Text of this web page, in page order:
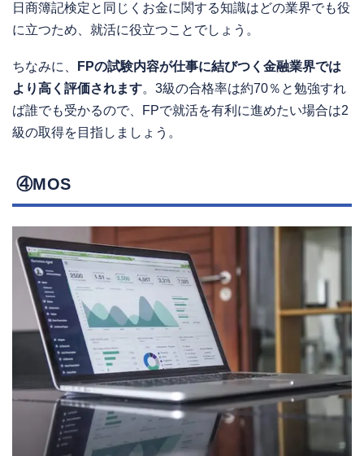
日商簿記検定と同じくお金に関する知識はどの業界でも役
に立つため、就活に役立つことでしょう。
ちなみに、
FPの試験内容が仕事に結びつく金融業界では
より高く評価されます。3級の合格率は約70％と勉強すれ
ば誰でも受かるので、FPで就活を有利に進めたい場合は2
級の取得を目指しましょう。
④MOS